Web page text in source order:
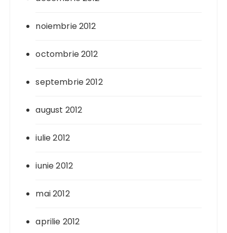
noiembrie 2012
octombrie 2012
septembrie 2012
august 2012
iulie 2012
iunie 2012
mai 2012
aprilie 2012